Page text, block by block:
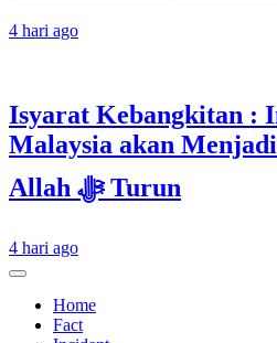
4 hari ago
Isyarat Kebangkitan :
Malaysia akan
Allah ﷻ Turun
4 hari ago
Home
Fact